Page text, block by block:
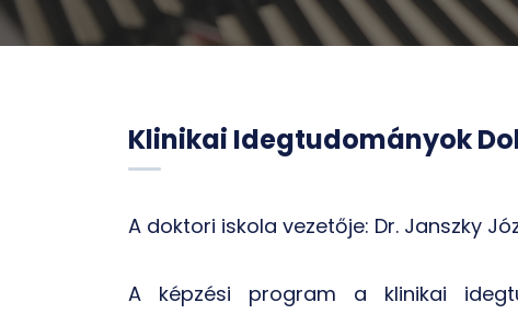
Klinikai Idegtudományok
A doktori iskola vezetője: Dr. Janszky
A képzési program a klinikai